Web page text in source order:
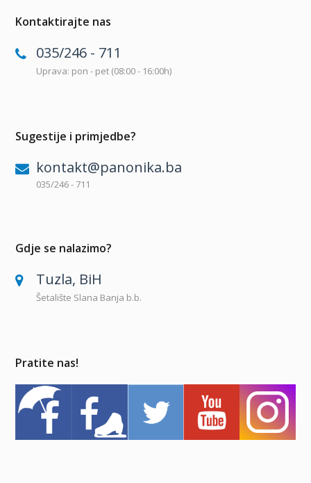
Kontaktirajte nas
035/246 - 711
Uprava: pon - pet (08:00 - 16:00h)
Sugestije i primjedbe?
kontakt@panonika.ba
035/246 - 711
Gdje se nalazimo?
Tuzla, BiH
Šetalište Slana Banja b.b.
Pratite nas!